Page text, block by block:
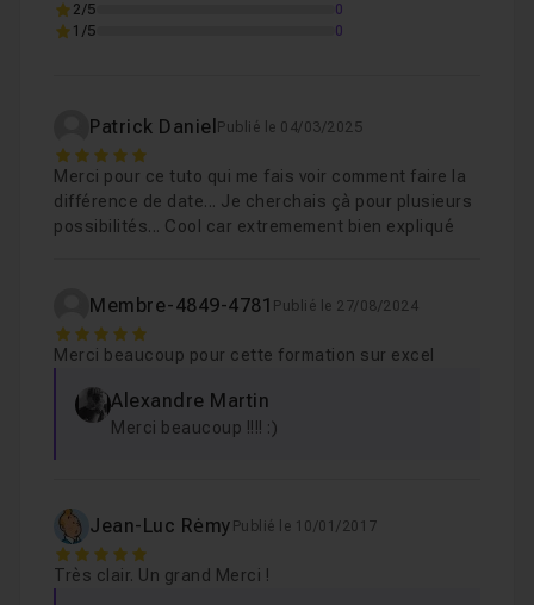
2/5
0
1/5
0
Patrick Daniel Publié le 04/03/2025
5
Merci pour ce tuto qui me fais voir comment faire la
différence de date... Je cherchais çà pour plusieurs
possibilités... Cool car extremement bien expliqué
Membre-4849-4781 Publié le 27/08/2024
5
Merci beaucoup pour cette formation sur excel
Alexandre Martin
Merci beaucoup !!!! :)
Jean-Luc Rėmy Publié le 10/01/2017
5
Très clair. Un grand Merci !